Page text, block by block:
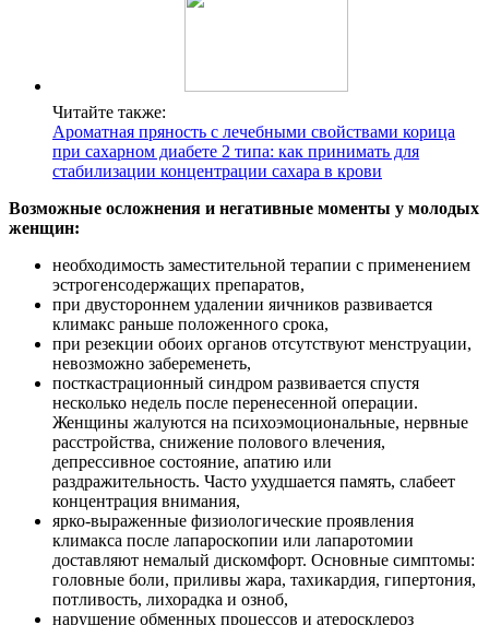
Читайте также:
Ароматная пряность с лечебными свойствами корица
при сахарном диабете 2 типа: как принимать для
стабилизации концентрации сахара в крови
Возможные осложнения и негативные моменты у молодых
женщин:
необходимость заместительной терапии с применением
эстрогенсодержащих препаратов,
при двустороннем удалении яичников развивается
климакс раньше положенного срока,
при резекции обоих органов отсутствуют менструации,
невозможно забеременеть,
посткастрационный синдром развивается спустя
несколько недель после перенесенной операции.
Женщины жалуются на психоэмоциональные, нервные
расстройства, снижение полового влечения,
депрессивное состояние, апатию или
раздражительность. Часто ухудшается память, слабеет
концентрация внимания,
ярко-выраженные физиологические проявления
климакса после лапароскопии или лапаротомии
доставляют немалый дискомфорт. Основные симптомы:
головные боли, приливы жара, тахикардия, гипертония,
потливость, лихорадка и озноб,
нарушение обменных процессов и атеросклероз